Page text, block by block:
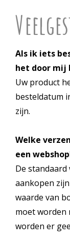
Als ik iets
het door mij
Uw product
besteldatum
zijn.
Welke
een
De
aankopen
waarde van
moet worden
worden er